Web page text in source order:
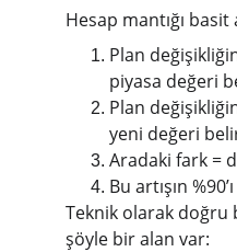
Hesap mantığı basit
Plan
piyasa değeri
Plan
yeni değeri
Aradaki fark =
Bu artışın
Teknik olarak doğru
şöyle bir alan var: